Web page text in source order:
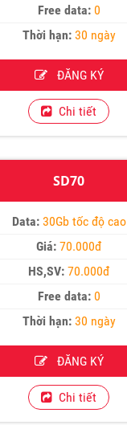
Free data: 0
Thời hạn:30 ngày
ĐĂNG KÝ
Chi tiết
SD70
Data: 30Gb tốc độ cao
Giá:70.000đ
HS,SV: 70.000đ
Free data: 0
Thời hạn:30 ngày
ĐĂNG KÝ
Chi tiết